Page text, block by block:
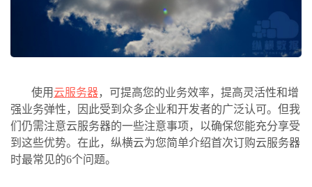
使用 云服务器，可提高您的业务效率，提高灵活性和增
强业务弹性，因此受到众多企业和开发者的广泛认可。但我
们仍需注意云服务器的一些注意事项，以确保您能充分享受
到这些优势。在此，纵横云为您简单介绍首次订购云服务器
时最常见的6个问题。